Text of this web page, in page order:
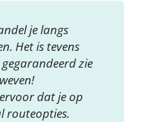
je langs
Het is tevens
zie
dat je op
routeopties.